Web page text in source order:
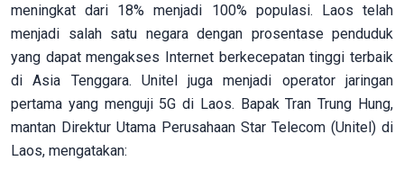
meningkat dari 18% menjadi 100% populasi. Laos telah
menjadi salah satu negara dengan prosentase penduduk
yang dapat mengakses Internet berkecepatan tinggi terbaik
di Asia Tenggara. Unitel juga menjadi operator jaringan
pertama yang menguji 5G di Laos. Bapak Tran Trung Hung,
mantan Direktur Utama Perusahaan Star Telecom (Unitel) di
Laos, mengatakan: